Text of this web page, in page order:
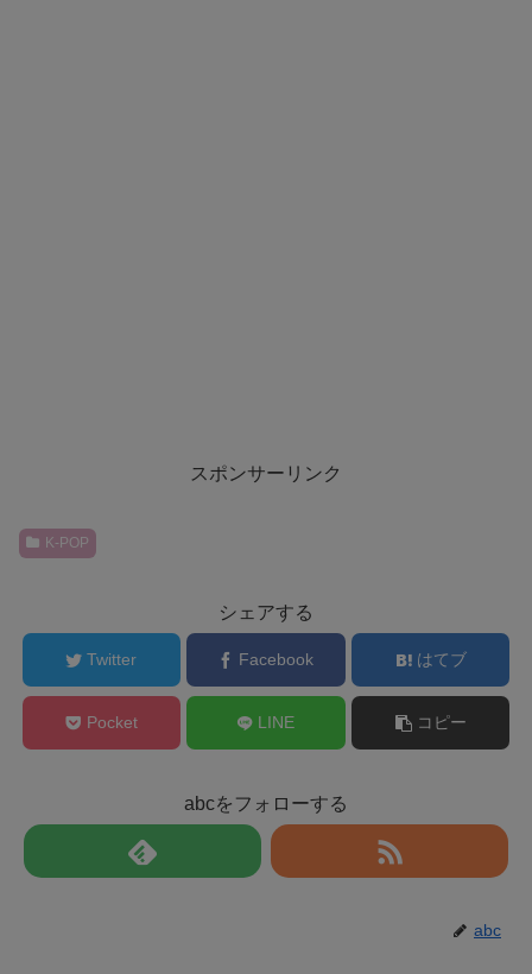
スポンサーリンク
K-POP
シェアする
Twitter Facebook はてブ
Pocket LINE コピー
abcをフォローする
abc